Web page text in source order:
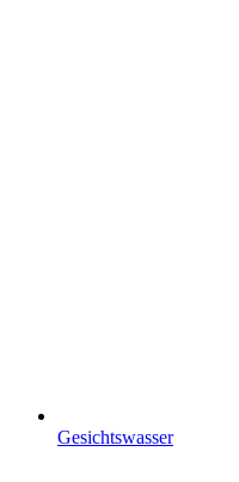
Gesichtswasser